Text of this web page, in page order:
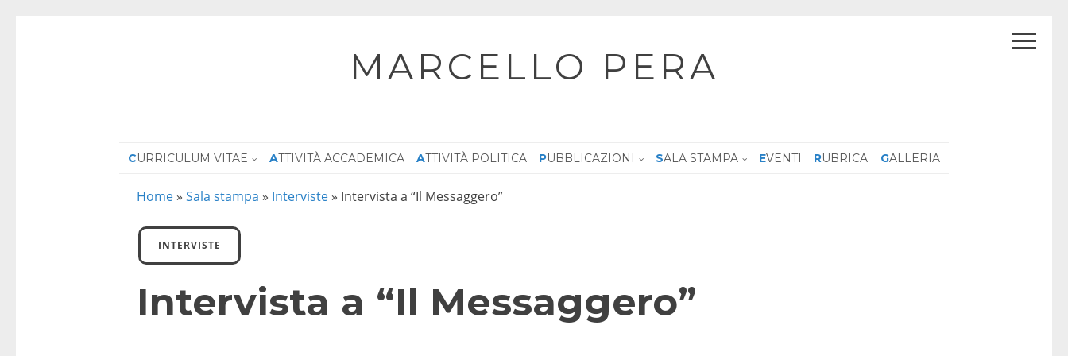
MARCELLO PERA
CURRICULUM VITAE ATTIVITÀ ACCADEMICA ATTIVITÀ POLITICA PUBBLICAZIONI SALA STAMPA EVENTI RUBRICA GALLERIA
Home » Sala stampa » Interviste » Intervista a “Il Messaggero”
INTERVISTE
Intervista a “Il Messaggero”